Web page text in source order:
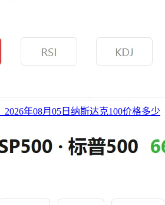
年08月05日纳斯达克100价格多少